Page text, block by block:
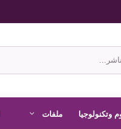
وتكنولوجيا ملفات